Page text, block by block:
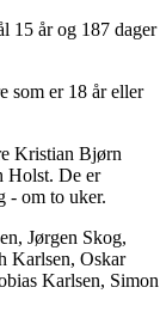
15 år og 187 dager
som er 18 år eller
Kristian Bjørn
Holst. De er
- om to uker.
Jørgen Skog,
Karlsen, Oskar
Karlsen, Simon